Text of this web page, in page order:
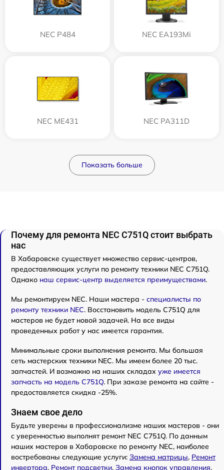
NEC P484 NEC EA193Mi
NEC ME431 NEC PA311D
Показать больше
Почему для ремонта NEC C751Q стоит выбрать
нас
В Хабаровске существует множество сервис-центров,
предоставляющих услуги по ремонту техники NEC C751Q.
Однако наш сервис-центр выделяется преимуществами.
Мы ремонтируем NEC. Наши мастера - специалисты по
ремонту техники NEC. Восстановить модель C751Q для
мастеров не будет новой задачей. На все виды
проведенных работ у нас имеется гарантия.
Минимальные сроки выполнения ремонта. Мы большая
сеть мастерских техники NEC. Мы имеем более 20 тыс.
запчастей. И возможно на наших складах уже имеется
запчасть на модель C751Q. При заказе ремонта на сайте -
предоставляется скидка -25%.
Знаем свое дело
Будьте уверены в профессионализме наших мастеров - они
с уверенностью выполнят ремонт NEC C751Q. По данным
наших мастеров в Хабаровске по ремонту NEC, наиболее
востребованы следующие услуги: Замена матрицы, Ремонт
инвертора, Ремонт подсветки, Замена кнопок управления,